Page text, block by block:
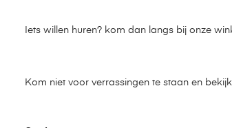
Iets willen huren? kom dan langs bij onze
Kom niet voor verrassingen te staan en